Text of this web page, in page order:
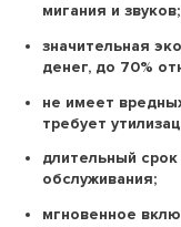
мигания и звуков;
значительная
денег, до 70%
не имеет
требует
длительный срок
обслуживания;
мгновенное